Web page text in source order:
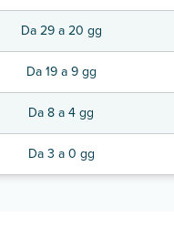
Da 29 a 20 gg
Da 19 a 9 gg
Da 8 a 4 gg
Da 3 a 0 gg